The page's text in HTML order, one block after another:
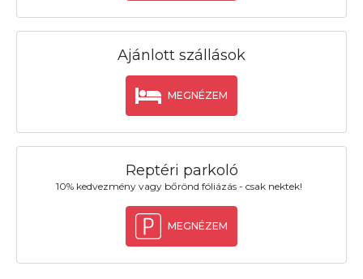
Ajánlott szállások
MEGNÉZEM
Reptéri parkoló
10% kedvezmény vagy bőrönd fóliázás - csak nektek!
MEGNÉZEM